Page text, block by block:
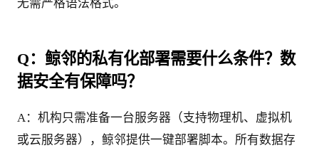
无需严格语法格式。
Q：鲸邻的私有化部署需要什么条件？数
据安全有保障吗？
A：机构只需准备一台服务器（支持物理机、虚拟机
或云服务器），鲸邻提供一键部署脚本。所有数据存